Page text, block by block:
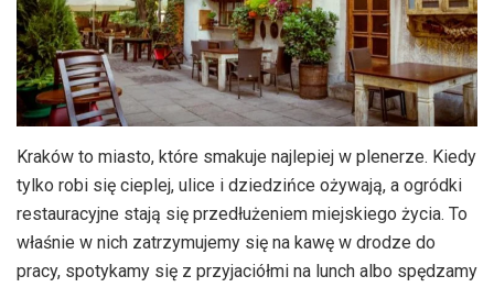
Kraków to miasto, które smakuje najlepiej w plenerze. Kiedy
tylko robi się cieplej, ulice i dziedzińce ożywają, a ogródki
restauracyjne stają się przedłużeniem miejskiego życia. To
właśnie w nich zatrzymujemy się na kawę w drodze do
pracy, spotykamy się z przyjaciółmi na lunch albo spędzamy